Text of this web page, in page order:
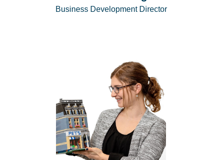
Business Development Director